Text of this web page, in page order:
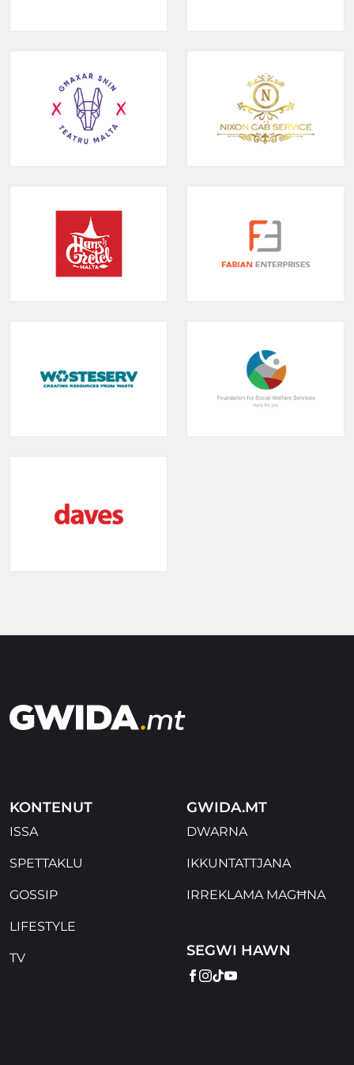
KONTENUT
ISSA
SPETTAKLU
GOSSIP
LIFESTYLE
TV
GWIDA.MT
DWARNA
IKKUNTATTJANA
IRREKLAMA MAGĦNA
SEGWI HAWN
FACEBOOK
INSTAGRAM
TIKTOK
YOUTUBE